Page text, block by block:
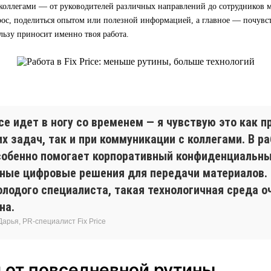
— от руководителей различных направлений до сотрудников
поделиться опытом или полезной информацией, а главное —
приносит именно твоя работа.
идет в ногу со временем — я чувствую это как
задач, так и при коммуникации с коллегами. В
помогает корпоративный
цифровые решения для передачи
специалиста, такая технологичная среда
PR-специалист Fix Price